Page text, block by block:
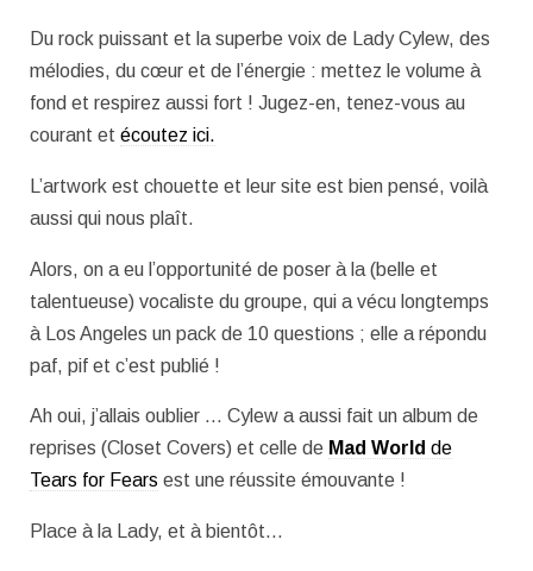
Du rock puissant et la superbe voix de Lady Cylew, des
mélodies, du cœur et de l’énergie : mettez le volume à
fond et respirez aussi fort ! Jugez-en, tenez-vous au
courant et écoutez ici.
L’artwork est chouette et leur site est bien pensé, voilà
aussi qui nous plaît.
Alors, on a eu l’opportunité de poser à la (belle et
talentueuse) vocaliste du groupe, qui a vécu longtemps
à Los Angeles un pack de 10 questions ; elle a répondu
paf, pif et c’est publié !
Ah oui, j’allais oublier … Cylew a aussi fait un album de
reprises (Closet Covers) et celle de Mad World de
Tears for Fears est une réussite émouvante !
Place à la Lady, et à bientôt…